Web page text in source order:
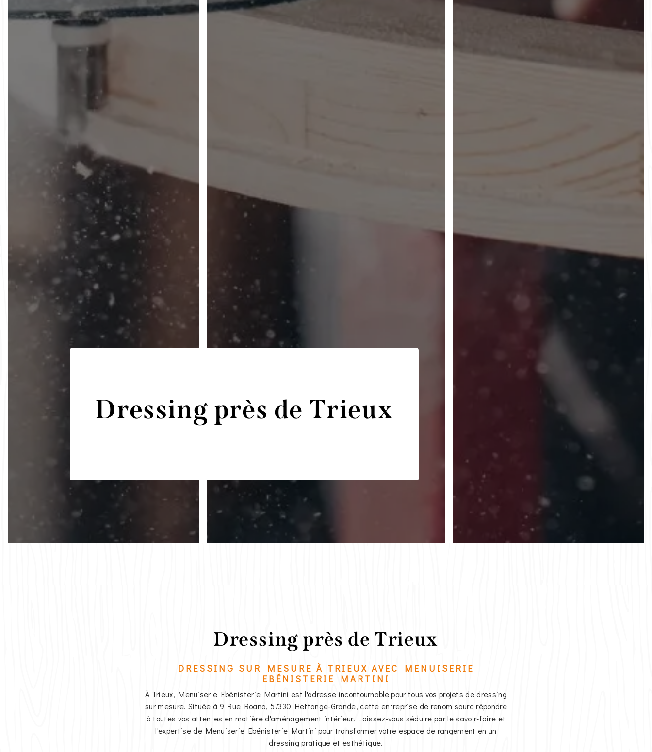
Dressing près de Trieux
Dressing près de Trieux
DRESSING SUR MESURE À TRIEUX AVEC MENUISERIE
EBÉNISTERIE MARTINI
À Trieux, Menuiserie Ebénisterie Martini est l'adresse incontournable pour tous vos projets de dressing
sur mesure. Située à 9 Rue Roana, 57330 Hettange-Grande, cette entreprise de renom saura répondre
à toutes vos attentes en matière d'aménagement intérieur. Laissez-vous séduire par le savoir-faire et
l'expertise de Menuiserie Ebénisterie Martini pour transformer votre espace de rangement en un
dressing pratique et esthétique.